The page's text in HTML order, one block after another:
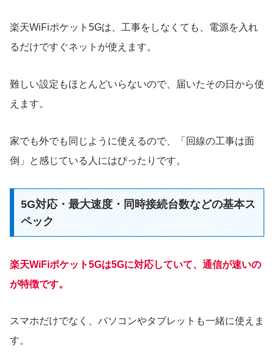
楽天WiFiポケット5Gは、工事をしなくても、電源を入れ
るだけですぐネットが使えます。
難しい設定もほとんどいらないので、届いたその日から使
えます。
家でも外でも同じように使えるので、「回線の工事は面
倒」と感じている人にはぴったりです。
5G対応・最大速度・同時接続台数などの基本ス
ペック
楽天WiFiポケット5Gは5Gに対応していて、通信が速いの
が特徴です。
スマホだけでなく、パソコンやタブレットも一緒に使えま
す。